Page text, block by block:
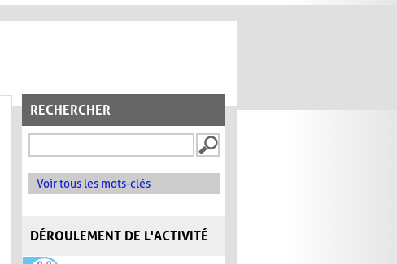
RECHERCHER
Voir tous les mots-clés
DÉROULEMENT DE L'ACTIVITÉ